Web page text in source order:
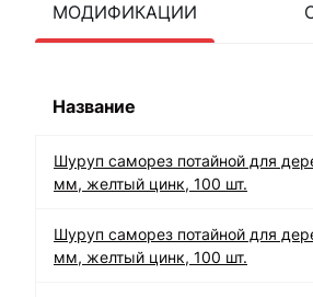
МОДИФИКАЦИИ
Название
Шуруп саморез потайной для
мм, желтый цинк, 100 шт.
Шуруп саморез потайной для
мм, желтый цинк, 100 шт.